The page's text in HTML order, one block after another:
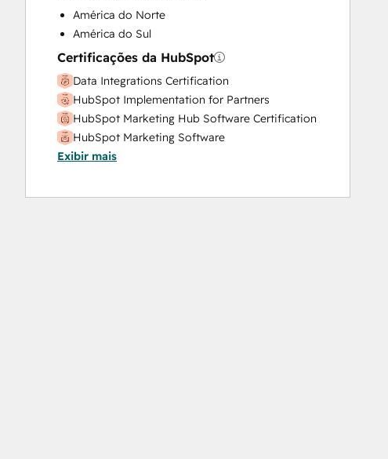
América do Norte
América do Sul
Certificações da HubSpot
Data Integrations Certification
HubSpot Implementation for Partners
HubSpot Marketing Hub Software Certification
HubSpot Marketing Software
HubSpot Reporting
HubSpot Solutions Partner
Exibir mais